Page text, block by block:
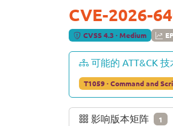
CVE-2026-
CVSS 4.3 · Medium
可能的 ATT&CK 技
T1059 · Command and
影响版本矩阵 1